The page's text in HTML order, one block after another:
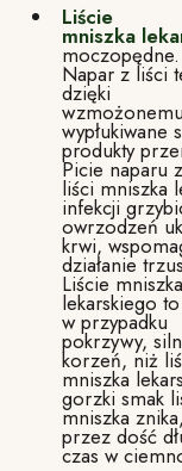
Liście
mniszka
moczopędne.
Napar z liści
dzięki
wypłukiwane
produkty
Picie naparu z
liści mniszka
infekcji
owrzodzeń
krwi,
działanie
Liście mniszka
lekarskiego
w przypadku
pokrzywy,
korzeń, niż
mniszka
gorzki smak
mniszka
przez dość
czas w